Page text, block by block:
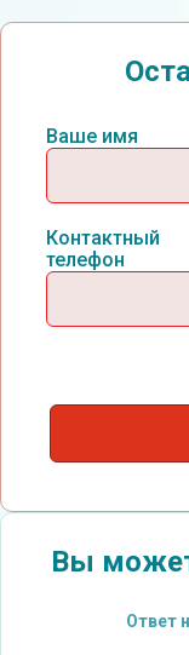
Ваше имя
Контактный
телефон
Вы
Ответ